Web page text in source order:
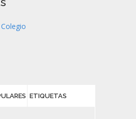
ETIQUETAS